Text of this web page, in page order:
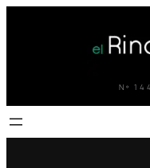
Nº